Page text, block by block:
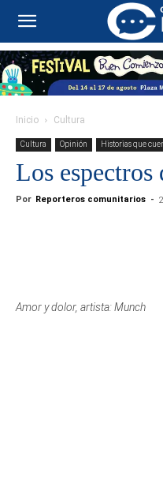
Inicio Cultura
Cultura Opinión Historias que
Los espectros
Por Reporteros comunitarios -
Amor y dolor, artista: Munch